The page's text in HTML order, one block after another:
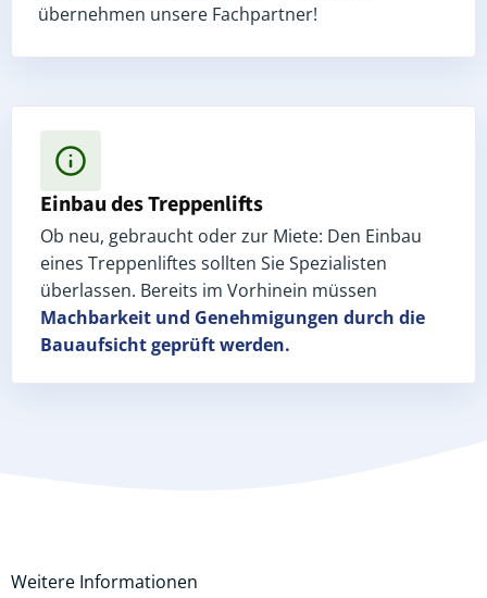
übernehmen unsere Fachpartner!
Einbau des Treppenlifts
Ob neu, gebraucht oder zur Miete: Den Einbau
eines Treppenliftes sollten Sie Spezialisten
überlassen. Bereits im Vorhinein müssen
Machbarkeit und Genehmigungen durch die
Bauaufsicht geprüft werden.
Weitere Informationen